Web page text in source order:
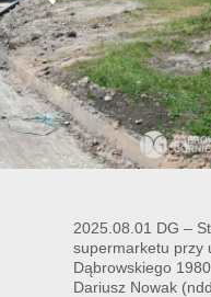
2025.08.01 DG –
supermarketu przy
Dąbrowskiego
Dariusz Nowak